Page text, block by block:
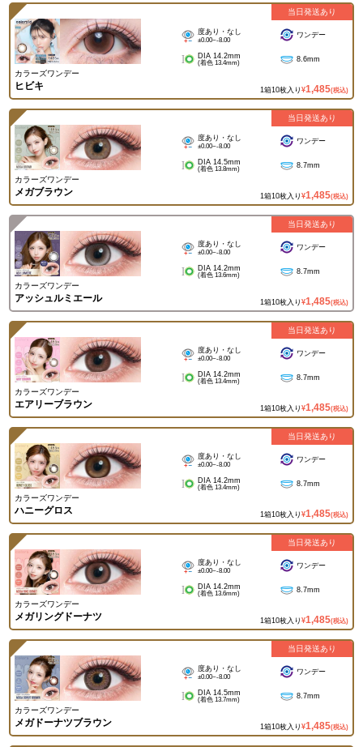
カラーズワンデー
ヒビキ
度あり・なし
±0.00~-8.00
ワンデー
DIA 14.2mm
(着色 13.4mm) 8.6mm
1箱10枚入り ¥1,485(税込)
当日発送あり
カラーズワンデー
メガブラウン
度あり・なし
±0.00~-8.00
ワンデー
DIA 14.5mm
(着色 13.8mm) 8.7mm
1箱10枚入り ¥1,485(税込)
当日発送あり
カラーズワンデー
アッシュルミエール
度あり・なし
±0.00~-8.00
ワンデー
DIA 14.2mm
(着色 13.6mm) 8.7mm
1箱10枚入り ¥1,485(税込)
当日発送あり
カラーズワンデー
エアリーブラウン
度あり・なし
±0.00~-8.00
ワンデー
DIA 14.2mm
(着色 13.4mm) 8.7mm
1箱10枚入り ¥1,485(税込)
当日発送あり
カラーズワンデー
ハニーグロス
度あり・なし
±0.00~-8.00
ワンデー
DIA 14.2mm
(着色 13.4mm) 8.7mm
1箱10枚入り ¥1,485(税込)
当日発送あり
カラーズワンデー
メガリングドーナツ
度あり・なし
±0.00~-8.00
ワンデー
DIA 14.2mm
(着色 13.6mm) 8.7mm
1箱10枚入り ¥1,485(税込)
当日発送あり
カラーズワンデー
メガドーナツブラウン
度あり・なし
±0.00~-8.00
ワンデー
DIA 14.5mm
(着色 13.7mm) 8.7mm
1箱10枚入り ¥1,485(税込)
当日発送あり